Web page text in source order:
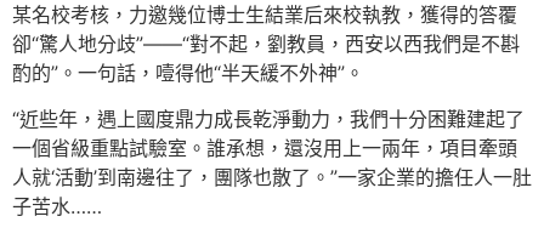
某名校考核，力邀幾位博士生結業后來校執教，獲得的答覆
卻“驚人地分歧”——“對不起，劉教員，西安以西我們是不斟
酌的”。一句話，噎得他“半天緩不外神”。
“近些年，遇上國度鼎力成長乾淨動力，我們十分困難建起了
一個省級重點試驗室。誰承想，還沒用上一兩年，項目牽頭
人就‘活動’到南邊往了，團隊也散了。”一家企業的擔任人一肚
子苦水……